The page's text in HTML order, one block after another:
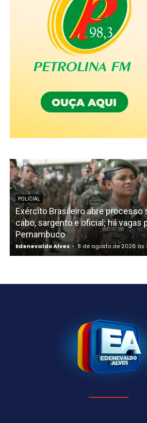
POLICIAL
Exército Brasileiro abre processo
cabo, sargento e oficial; há vagas
Pernambuco
Edenevaldo Alves - 8 de agosto de 2026 às